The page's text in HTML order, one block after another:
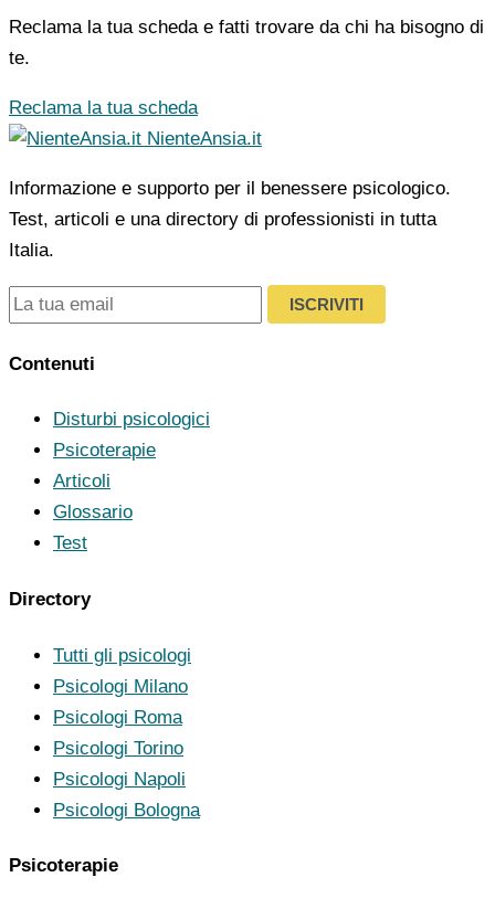
Reclama la tua scheda e fatti trovare da chi ha bisogno di
te.
Reclama la tua scheda
NienteAnsia.it
Informazione e supporto per il benessere psicologico.
Test, articoli e una directory di professionisti in tutta
Italia.
ISCRIVITI
Contenuti
Disturbi psicologici
Psicoterapie
Articoli
Glossario
Test
Directory
Tutti gli psicologi
Psicologi Milano
Psicologi Roma
Psicologi Torino
Psicologi Napoli
Psicologi Bologna
Psicoterapie